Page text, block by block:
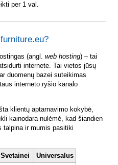
per 1 val.
(angl. web hosting) – tai
internete. Tai vietos jūsų
duomenų bazei suteikimas
interneto ryšio kanalo
klientų aptarnavimo kokybė,
kainodara nulėmė, kad šiandien
talpina ir mumis pasitiki
Svetainei
Universalus